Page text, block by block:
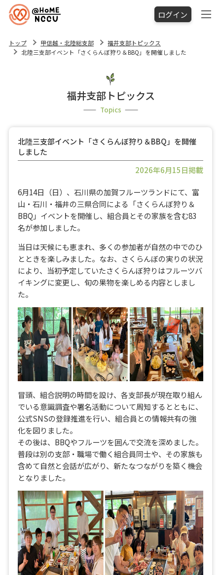
ログイン
トップ 甲信越・北陸総支部
福井支部トピックス
北陸三支部イベント「さくらんぼ狩り＆BBQ」を開催しました
福井支部トピックス
Topics
北陸三支部イベント「さくらんぼ狩り＆BBQ」を開催
しました
2026年6月15日掲載
6月14日（日）、石川県の加賀フルーツランドにて、富
山・石川・福井の三県合同による「さくらんぼ狩り＆
BBQ」イベントを開催し、組合員とその家族を含む83
名が参加しました。
当日は天候にも恵まれ、多くの参加者が自然の中でのひ
とときを楽しみました。なお、さくらんぼの実りの状況
により、当初予定していたさくらんぼ狩りはフルーツバ
イキングに変更し、旬の果物を楽しめる内容としまし
た。
冒頭、組合説明の時間を設け、各支部長が現在取り組ん
でいる意識調査や署名活動について周知するとともに、
公式SNSの登録推進を行い、組合員との情報共有の強
化を図りました。
その後は、BBQやフルーツを囲んで交流を深めました。
普段は別の支部・職場で働く組合員同士や、その家族も
含めて自然と会話が広がり、新たなつながりを築く機会
となりました。